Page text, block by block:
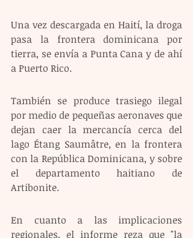
Una vez descargada en Haití, la droga
pasa la frontera dominicana por
tierra, se envía a Punta Cana y de ahí
a Puerto Rico.
También se produce trasiego ilegal
por medio de pequeñas aeronaves que
dejan caer la mercancía cerca del
lago Étang Saumâtre, en la frontera
con la República Dominicana, y sobre
el departamento haitiano de
Artibonite.
En cuanto a las implicaciones
regionales, el informe reza que "la